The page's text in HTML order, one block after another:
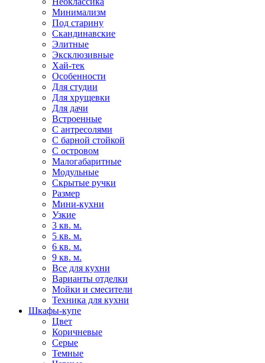
Минимализм
Под старину
Скандинавские
Элитные
Эксклюзивные
Хай-тек
Особенности
Для студии
Для хрущевки
Для дачи
Встроенные
С антресолями
С барной стойкой
С островом
Малогабаритные
Модульные
Скрытые ручки
Размер
Мини-кухни
Узкие
3 кв. м.
5 кв. м.
6 кв. м.
9 кв. м.
Все для кухни
Варианты отделки
Мойки и смесители
Техника для кухни
Шкафы-купе
Цвет
Коричневые
Серые
Темные